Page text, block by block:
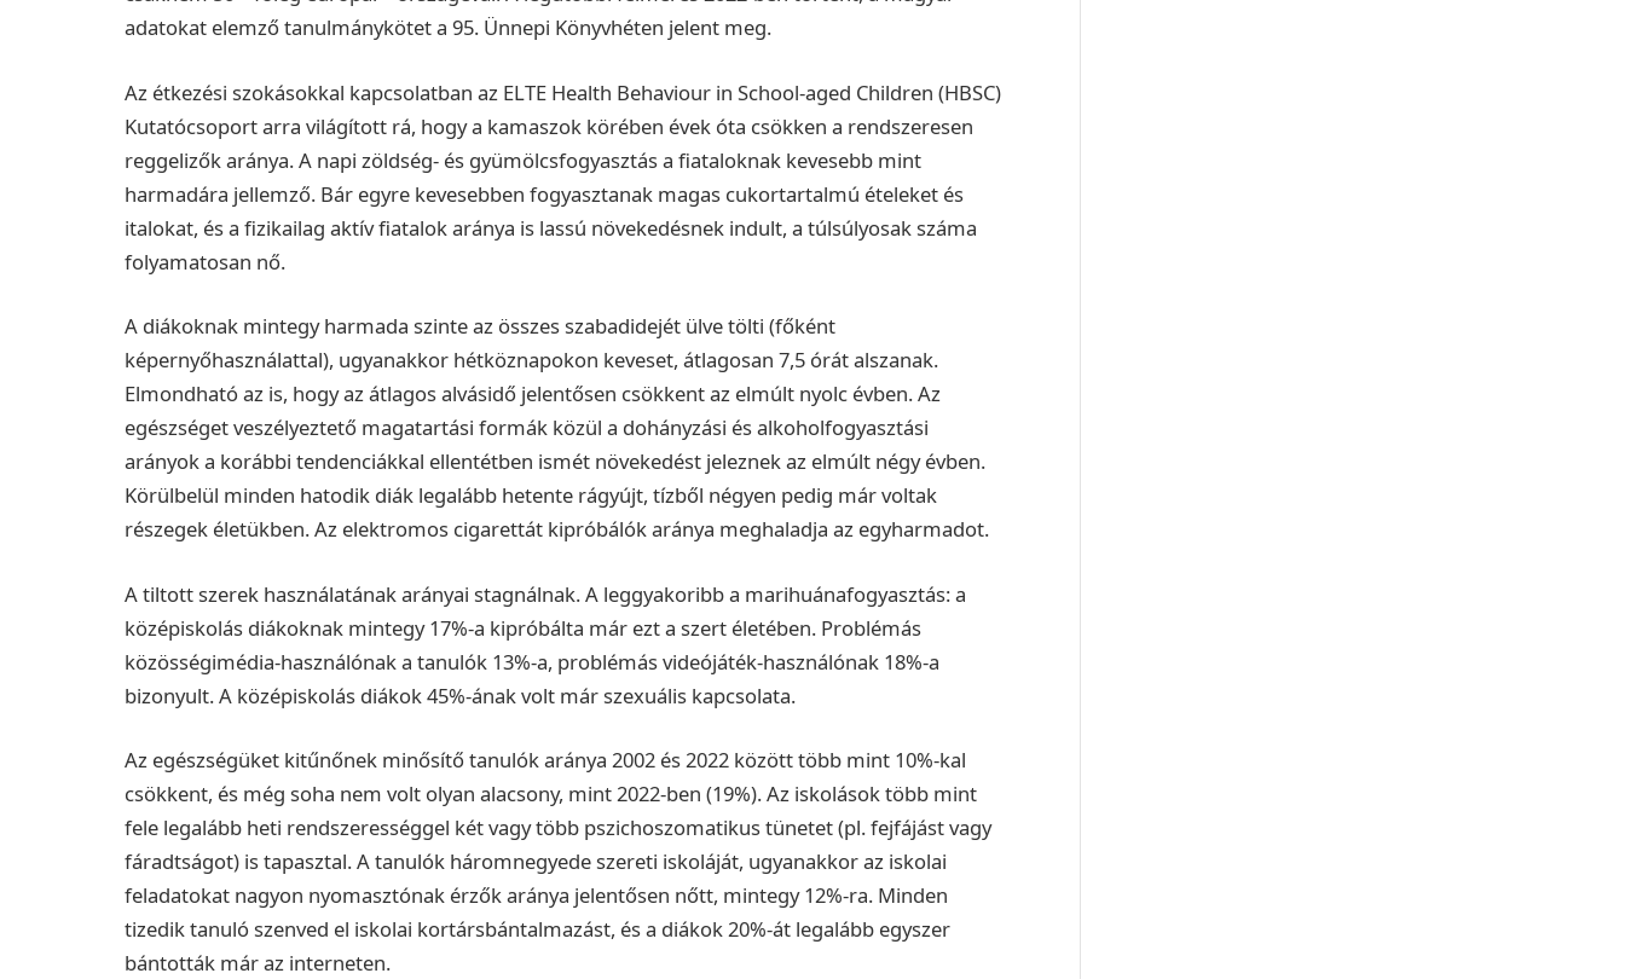
adatokat elemző tanulmánykötet a 95. Ünnepi Könyvhéten jelent meg.
Az étkezési szokásokkal kapcsolatban az ELTE Health Behaviour in School-aged Children (HBSC)
Kutatócsoport arra világított rá, hogy a kamaszok körében évek óta csökken a rendszeresen
reggelizők aránya. A napi zöldség- és gyümölcsfogyasztás a fiataloknak kevesebb mint
harmadára jellemző. Bár egyre kevesebben fogyasztanak magas cukortartalmú ételeket és
italokat, és a fizikailag aktív fiatalok aránya is lassú növekedésnek indult, a túlsúlyosak száma
folyamatosan nő.
A diákoknak mintegy harmada szinte az összes szabadidejét ülve tölti (főként
képernyőhasználattal), ugyanakkor hétköznapokon keveset, átlagosan 7,5 órát alszanak.
Elmondható az is, hogy az átlagos alvásidő jelentősen csökkent az elmúlt nyolc évben. Az
egészséget veszélyeztető magatartási formák közül a dohányzási és alkoholfogyasztási
arányok a korábbi tendenciákkal ellentétben ismét növekedést jeleznek az elmúlt négy évben.
Körülbelül minden hatodik diák legalább hetente rágyújt, tízből négyen pedig már voltak
részegek életükben. Az elektromos cigarettát kipróbálók aránya meghaladja az egyharmadot.
A tiltott szerek használatának arányai stagnálnak. A leggyakoribb a marihuánafogyasztás: a
középiskolás diákoknak mintegy 17%-a kipróbálta már ezt a szert életében. Problémás
közösségimédia-használónak a tanulók 13%-a, problémás videójáték-használónak 18%-a
bizonyult. A középiskolás diákok 45%-ának volt már szexuális kapcsolata.
Az egészségüket kitűnőnek minősítő tanulók aránya 2002 és 2022 között több mint 10%-kal
csökkent, és még soha nem volt olyan alacsony, mint 2022-ben (19%). Az iskolások több mint
fele legalább heti rendszerességgel két vagy több pszichoszomatikus tünetet (pl. fejfájást vagy
fáradtságot) is tapasztal. A tanulók háromnegyede szereti iskoláját, ugyanakkor az iskolai
feladatokat nagyon nyomasztónak érzők aránya jelentősen nőtt, mintegy 12%-ra. Minden
tizedik tanuló szenved el iskolai kortársbántalmazást, és a diákok 20%-át legalább egyszer
bántották már az interneten.